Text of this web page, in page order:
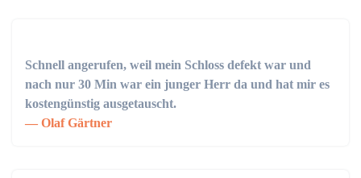
Schnell angerufen, weil mein Schloss defekt war und
nach nur 30 Min war ein junger Herr da und hat mir es
kostengünstig ausgetauscht.
Olaf Gärtner